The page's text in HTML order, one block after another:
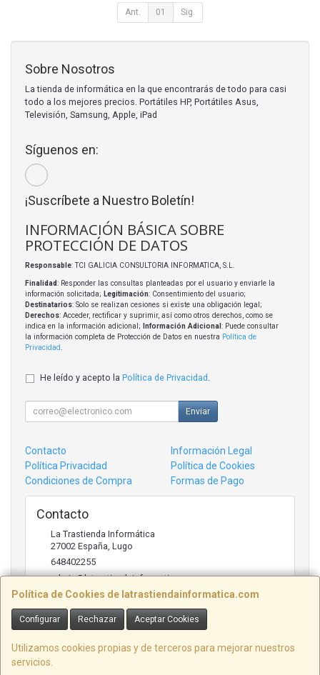
Ant. 01 Sig.
Política de Cookies de latrastiendainformatica.com
Configurar Rechazar Aceptar Cookies
Utilizamos cookies propias y de terceros para mejorar nuestros
servicios.
Sobre Nosotros
La tienda de informática en la que encontrarás de todo para casi
todo a los mejores precios. Portátiles HP, Portátiles Asus,
Televisión, Samsung, Apple, iPad
Síguenos en:
¡Suscríbete a Nuestro Boletín!
INFORMACIÓN BÁSICA SOBRE
PROTECCIÓN DE DATOS
Responsable: TCI GALICIA CONSULTORIA INFORMATICA, S.L.
Finalidad: Responder las consultas planteadas por el usuario y enviarle la
información solicitada; Legitimación: Consentimiento del usuario;
Destinatarios: Solo se realizan cesiones si existe una obligación legal;
Derechos: Acceder, rectificar y suprimir, así como otros derechos, como se
indica en la información adicional;
Información Adicional : Puede consultar
la información completa de Protección de Datos en nuestra Política de
Privacidad
He leído y acepto la Política de Privacidad .
Enviar
Contacto
Información Legal
Política Privacidad
Política de Cookies
Condiciones de Compra
Formas de Pago
Contacto
La Trastienda Informática
27002 España, Lugo
648402255
admin@latrastiendainformatica.com
Horario
09:00h -20:00h